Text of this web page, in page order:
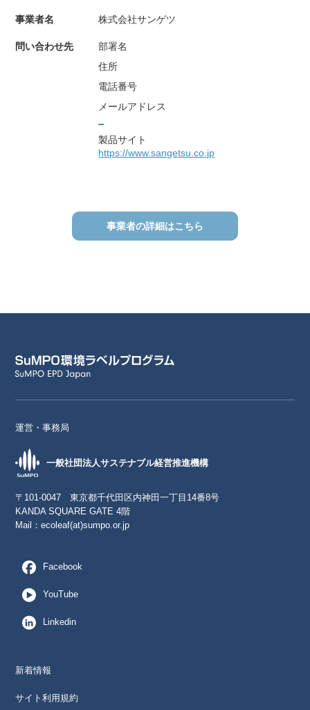
事業者名 株式会社サンゲツ
問い合わせ先
部署名
住所
電話番号
メールアドレス
製品サイト
https://www.sangetsu.co.jp
事業者の詳細はこちら
運営・事務局
一般社団法人サステナブル経営推進機構
〒101-0047 東京都千代田区内神田一丁目14番8号
KANDA SQUARE GATE 4階
Mail：ecoleaf(at)sumpo.or.jp
Facebook
YouTube
Linkedin
新着情報
サイト利用規約